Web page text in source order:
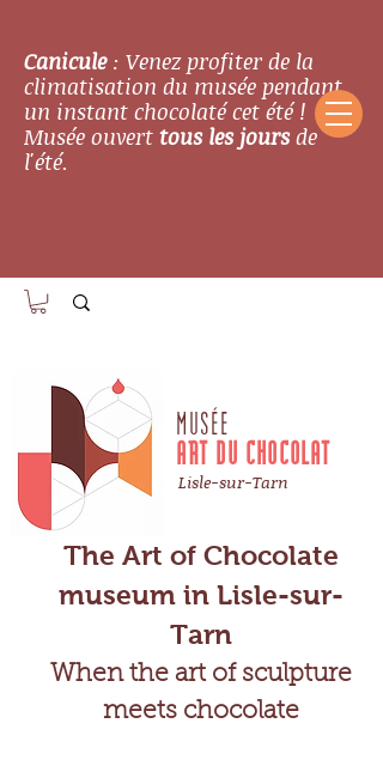
Canicule: Venez profiter de la
climatisation du musée pendant
un instant chocolaté cet été !
Musée ouverttous les joursde
l'été.
The Art of Chocolate
museum in Lisle-sur-
Tarn
When the art of sculpture
meets chocolate
Lisle-sur-Tarn
MUSÉE
ART DU CHOCOLAT